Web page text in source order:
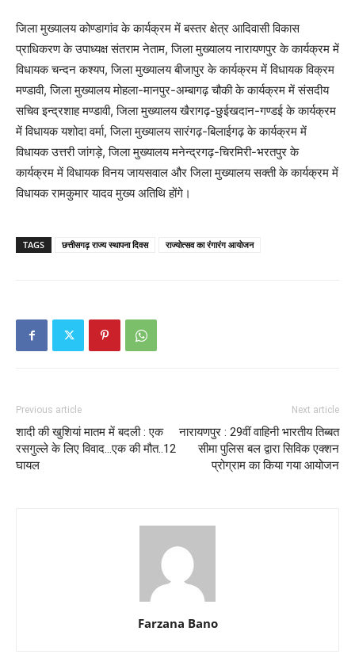
जिला मुख्यालय कोण्डागांव के कार्यक्रम में बस्तर क्षेत्र आदिवासी विकास
प्राधिकरण के उपाध्यक्ष संतराम नेताम, जिला मुख्यालय नारायणपुर के कार्यक्रम में
विधायक चन्दन कश्यप, जिला मुख्यालय बीजापुर के कार्यक्रम में विधायक विक्रम
मण्डावी, जिला मुख्यालय मोहला-मानपुर-अम्बागढ़ चौकी के कार्यक्रम में संसदीय
सचिव इन्द्रशाह मण्डावी, जिला मुख्यालय खैरागढ़-छुईखदान-गण्डई के कार्यक्रम
में विधायक यशोदा वर्मा, जिला मुख्यालय सारंगढ़-बिलाईगढ़ के कार्यक्रम में
विधायक उत्तरी जांगड़े, जिला मुख्यालय मनेन्द्रगढ़-चिरमिरी-भरतपुर के
कार्यक्रम में विधायक विनय जायसवाल और जिला मुख्यालय सक्ती के कार्यक्रम में
विधायक रामकुमार यादव मुख्य अतिथि होंगे।
TAGS छत्तीसगढ़ राज्य स्थापना दिवस राज्योत्सव का रंगारंग आयोजन
Previous article
शादी की खुशियां मातम में बदली : एक
रसगुल्ले के लिए विवाद…एक की मौत..12
घायल
Next article
नारायणपुर : 29वीं वाहिनी भारतीय तिब्बत
सीमा पुलिस बल द्वारा सिविक एक्शन
प्रोग्राम का किया गया आयोजन
Farzana Bano